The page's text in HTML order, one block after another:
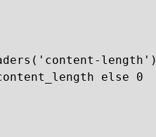
length')
else 0